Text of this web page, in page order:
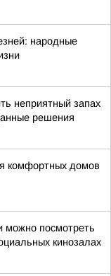
народные
неприятный запах
решения
комфортных домов
посмотреть
кинозалах